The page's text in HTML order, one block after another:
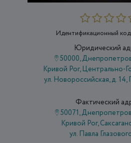
Идентификационный
Юридический
50000,
Кривой Рог, Центрально-
ул. Новороссийская, д.
Фактический
50071,
Кривой Рог,
ул. Павла